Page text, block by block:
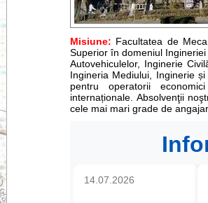
Misiune: Facultatea de
Superior în domeniul
Autovehiculelor, Inginerie
Ingineria Mediului, Inginerie
pentru operatorii
internaționale. Absolvenţii
cele mai mari grade de
14.07.2026